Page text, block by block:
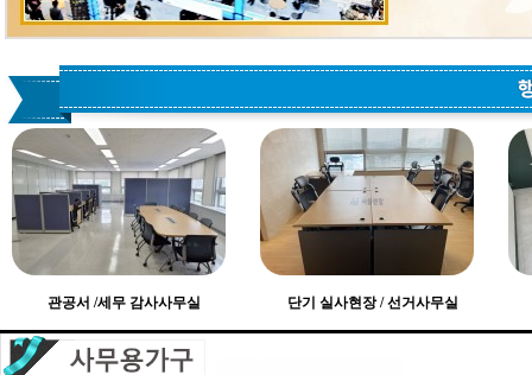
관공서 /세무 감사사무실 단기 실사현장 / 선거사무실